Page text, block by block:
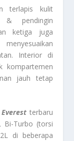
terlapis kulit
& pendingin
ketiga juga
Interior di
kompartemen
jauh tetap
terbaru
Bi-Turbo (torsi
di beberapa